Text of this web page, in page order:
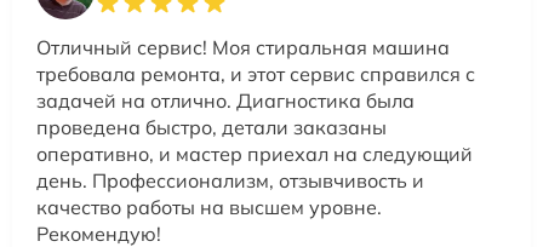
Отличный сервис! Моя стиральная машина
требовала ремонта, и этот сервис справился с
задачей на отлично. Диагностика была
проведена быстро, детали заказаны
оперативно, и мастер приехал на следующий
день. Профессионализм, отзывчивость и
качество работы на высшем уровне.
Рекомендую!